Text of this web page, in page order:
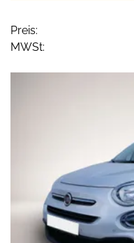
Preis:
MWSt: